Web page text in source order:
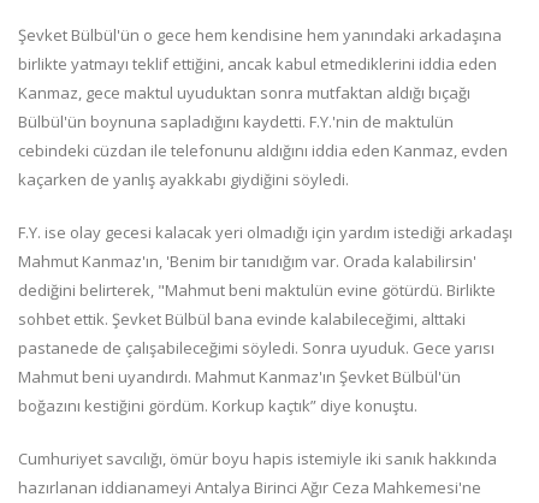
Şevket Bülbül'ün o gece hem kendisine hem yanındaki arkadaşına
birlikte yatmayı teklif ettiğini, ancak kabul etmediklerini iddia eden
Kanmaz, gece maktul uyuduktan sonra mutfaktan aldığı bıçağı
Bülbül'ün boynuna sapladığını kaydetti. F.Y.'nin de maktulün
cebindeki cüzdan ile telefonunu aldığını iddia eden Kanmaz, evden
kaçarken de yanlış ayakkabı giydiğini söyledi.
F.Y. ise olay gecesi kalacak yeri olmadığı için yardım istediği arkadaşı
Mahmut Kanmaz'ın, 'Benim bir tanıdığım var. Orada kalabilirsin'
dediğini belirterek, "Mahmut beni maktulün evine götürdü. Birlikte
sohbet ettik. Şevket Bülbül bana evinde kalabileceğimi, alttaki
pastanede de çalışabileceğimi söyledi. Sonra uyuduk. Gece yarısı
Mahmut beni uyandırdı. Mahmut Kanmaz'ın Şevket Bülbül'ün
boğazını kestiğini gördüm. Korkup kaçtık” diye konuştu.
Cumhuriyet savcılığı, ömür boyu hapis istemiyle iki sanık hakkında
hazırlanan iddianameyi Antalya Birinci Ağır Ceza Mahkemesi'ne